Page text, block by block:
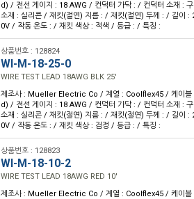
d) / 전선 게이지 : 18 AWG / 컨덕터 가닥 : / 컨덕터 소재 :
소재 : 실리콘 / 재킷(절연) 지름 : / 재킷(절연) 두께 : / 길이
0V / 작동 온도 : / 재킷 색상 : 적색 / 등급 : / 특징 :
상품번호 : 128824
WI-M-18-25-0
WIRE TEST LEAD 18AWG BLK 25'
제조사 : Mueller Electric Co / 계열 : Coolflex45 / 케이블
d) / 전선 게이지 : 18 AWG / 컨덕터 가닥 : / 컨덕터 소재 :
소재 : 실리콘 / 재킷(절연) 지름 : / 재킷(절연) 두께 : / 길이
0V / 작동 온도 : / 재킷 색상 : 검정 / 등급 : / 특징 :
상품번호 : 128823
WI-M-18-10-2
WIRE TEST LEAD 18AWG RED 10'
제조사 : Mueller Electric Co / 계열 : Coolflex45 / 케이블